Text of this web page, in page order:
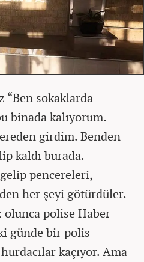
“Ben sokaklarda
binada kalıyorum.
girdim. Benden
kaldı burada.
pencereleri,
her şeyi götürdüler.
olunca polise Haber
günde bir polis
kaçıyor. Ama